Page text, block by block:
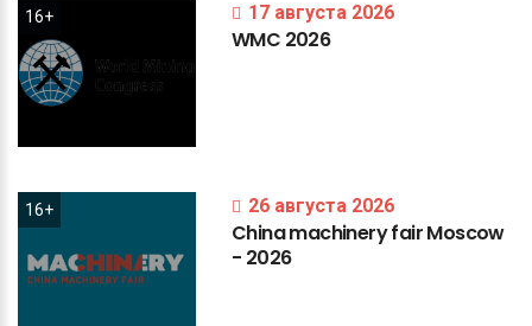
16+ 17 августа 2026
WMC 2026
16+ 26 августа 2026
ChinamachineryfairMoscow
- 2026